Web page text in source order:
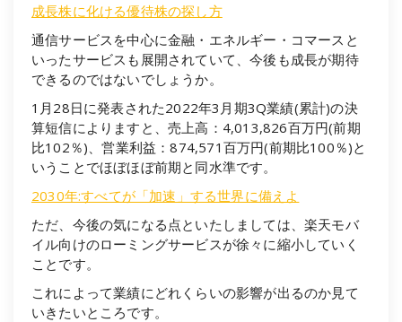
成長株に化ける優待株の探し方
通信サービスを中心に金融・エネルギー・コマースと
いったサービスも展開されていて、今後も成長が期待
できるのではないでしょうか。
1月28日に発表された2022年3月期3Q業績(累計)の決
算短信によりますと、売上高：4,013,826百万円(前期
比102％)、営業利益：874,571百万円(前期比100％)と
いうことでほぼほぼ前期と同水準です。
2030年:すべてが「加速」する世界に備えよ
ただ、今後の気になる点といたしましては、楽天モバ
イル向けのローミングサービスが徐々に縮小していく
ことです。
これによって業績にどれくらいの影響が出るのか見て
いきたいところです。